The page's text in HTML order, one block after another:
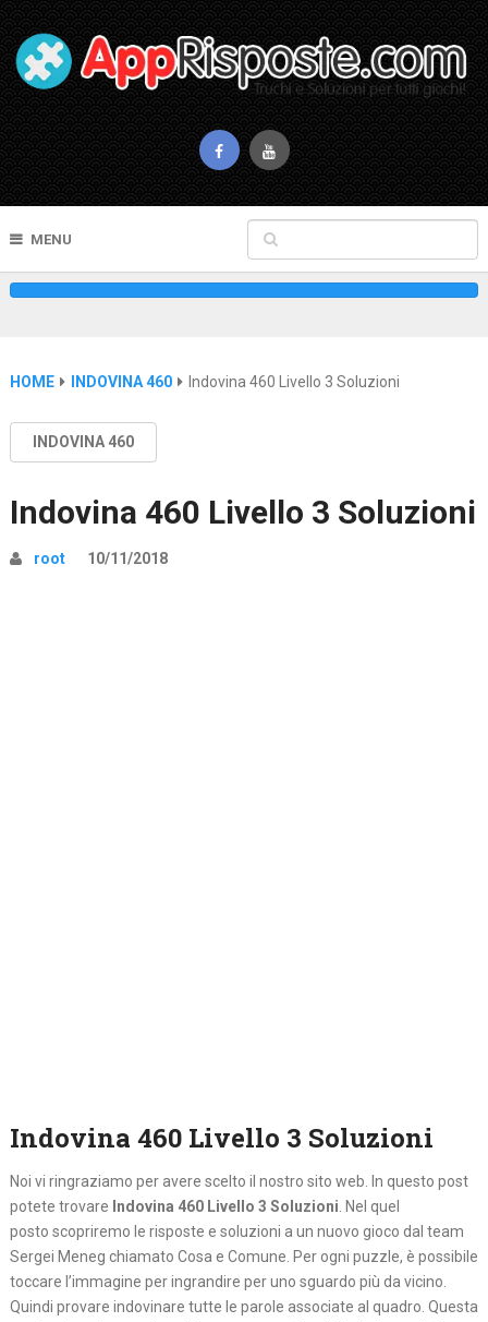
MENU
HOME INDOVINA 460 Indovina 460 Livello 3 Soluzioni
INDOVINA 460
Indovina 460 Livello 3 Soluzioni
root 10/11/2018
Indovina 460 Livello 3 Soluzioni
Noi vi ringraziamo per avere scelto il nostro sito web. In questo post
potete trovare Indovina 460 Livello 3 Soluzioni. Nel quel
posto scopriremo le risposte e soluzioni a un nuovo gioco dal team
Sergei Meneg chiamato Cosa e Comune. Per ogni puzzle, è possibile
toccare l’immagine per ingrandire per uno sguardo più da vicino.
Quindi provare indovinare tutte le parole associate al quadro. Questa